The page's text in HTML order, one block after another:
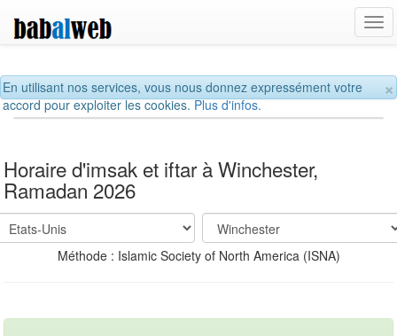
×
En utilisant nos services, vous nous donnez expressément votre
accord pour exploiter les cookies.Plus d'infos.
Horaire d'imsak et iftar à Winchester,
Ramadan 2026
Méthode : Islamic Society of North America (ISNA)